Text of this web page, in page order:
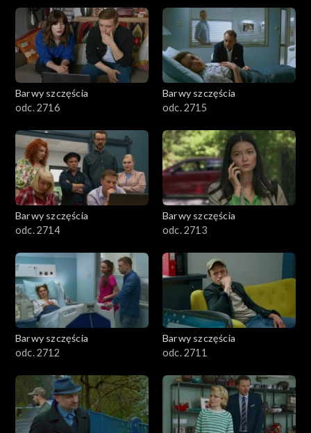
Barwy szczęścia
odc. 2716
Barwy szczęścia
odc. 2715
Barwy szczęścia
odc. 2714
Barwy szczęścia
odc. 2713
Barwy szczęścia
odc. 2712
Barwy szczęścia
odc. 2711